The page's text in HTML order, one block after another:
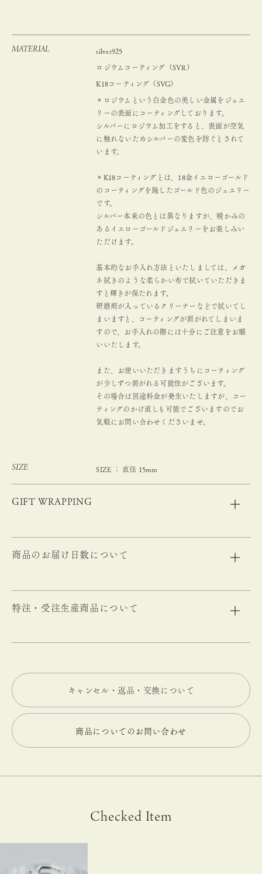
MATERIAL silver925
ロジウムコーティング（SVR）
K18コーティング（SVG）
＊ロジウムという白金色の美しい金属をジュエ
リーの表面にコーティングしております。
シルバーにロジウム加工をすると、表面が空気
に触れないためシルバーの変色を防ぐとされて
います。
＊K18コーティングとは、18金イエローゴールド
のコーティングを施したゴールド色のジュエリー
です。
シルバー本来の色とは異なりますが、暖かみの
あるイエローゴールドジュエリーをお楽しみい
ただけます。
基本的なお手入れ方法といたしましては、メガ
ネ拭きのような柔らかい布で拭いていただきま
すと輝きが保たれます。
研磨剤が入っているクリーナーなどで拭いてし
まいますと、コーティングが剥がれてしまいま
すので、お手入れの際には十分にご注意をお願
いいたします。
また、お使いいただきますうちにコーティング
が少しずつ剥がれる可能性がございます。
その場合は別途料金が発生いたしますが、コー
ティングのかけ直しも可能でございますのでお
気軽にお問い合わせくださいませ。
SIZE SIZE ： 直径 15mm
GIFT WRAPPING
商品のお届け日数について
特注・受注生産商品について
キャンセル・返品・交換について
商品についてのお問い合わせ
Checked Item